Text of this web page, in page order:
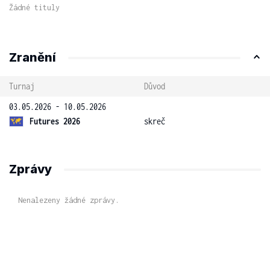
Žádné tituly
Zranění
Turnaj
Důvod
03.05.2026 - 10.05.2026
Futures 2026
skreč
Zprávy
Nenalezeny žádné zprávy.